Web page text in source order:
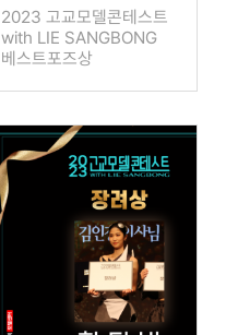
2023 고교모델콘테스트
with LIE SANGBONG
베스트포즈상